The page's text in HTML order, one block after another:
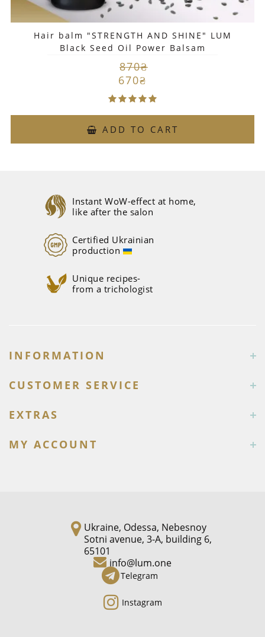
Hair balm "STRENGTH AND SHINE" LUM
Black Seed Oil Power Balsam
870₴
670₴
ADD TO CART
Instant WoW-effect at home,
like after the salon
Certified Ukrainian
production
Unique recipes-
from a trichologist
INFORMATION
CUSTOMER SERVICE
EXTRAS
MY ACCOUNT
Ukraine, Odessa, Nebesnoy
Sotni avenue, 3-A, building 6,
65101
info@lum.one
Telegram
Instagram